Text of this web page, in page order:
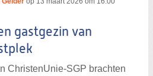
gastgezin van
ChristenUnie-SGP brachten